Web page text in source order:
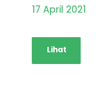
17 April 2021
Lihat